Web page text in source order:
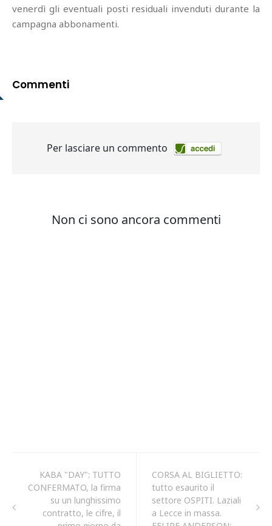
venerdì gli eventuali posti residuali invenduti durante la
campagna abbonamenti.
Commenti
KABA "DAY": TUTTO
CONFERMATO, la firma
su un lunghissimo
contratto, le cifre, il
CORSA AL BIGLIETTO:
tutto esaurito il
settore OSPITI. Laziali
a Lecce in massa.